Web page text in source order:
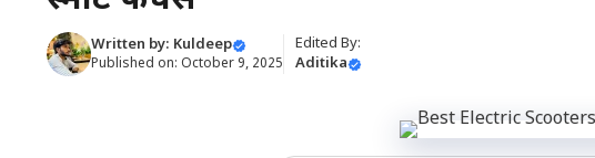
Written by: Kuldeep
Published on: October 9, 2025
Edited By:
Aditika